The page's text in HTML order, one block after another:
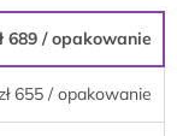
689 / opakowanie
655 / opakowanie